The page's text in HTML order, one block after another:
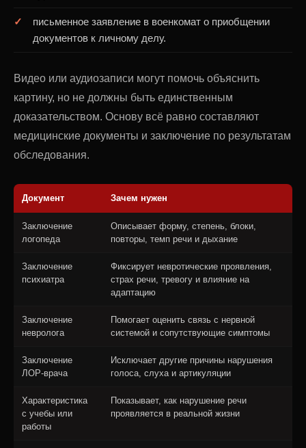
письменное заявление в военкомат о приобщении
документов к личному делу.
Видео или аудиозаписи могут помочь объяснить
картину, но не должны быть единственным
доказательством. Основу всё равно составляют
медицинские документы и заключение по результатам
обследования.
Документ Зачем нужен
Заключение
логопеда
Описывает форму, степень, блоки,
повторы, темп речи и дыхание
Заключение
психиатра
Фиксирует невротические проявления,
страх речи, тревогу и влияние на
адаптацию
Заключение
невролога
Помогает оценить связь с нервной
системой и сопутствующие симптомы
Заключение
ЛОР-врача
Исключает другие причины нарушения
голоса, слуха и артикуляции
Характеристика
с учебы или
работы
Показывает, как нарушение речи
проявляется в реальной жизни